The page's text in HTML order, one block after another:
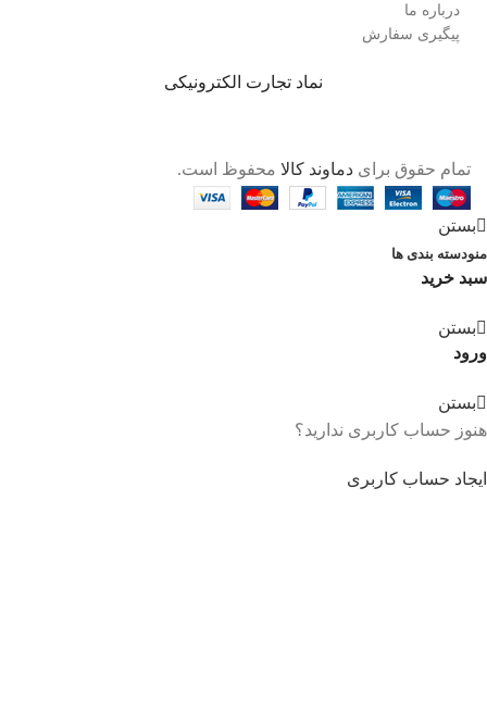
درباره ما
پیگیری سفارش
نماد تجارت الکترونیکی
تمام حقوق برای دماوند کالا محفوظ است.
بستن
منودسته بندی ها
سبد خرید
بستن
ورود
بستن
هنوز حساب کاربری ندارید؟
ایجاد حساب کاربری